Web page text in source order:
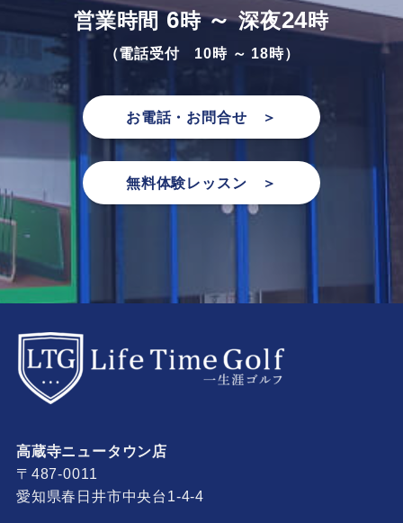
営業時間6時～深夜24時
（電話受付 10時 ～ 18時）
お電話・お問合せ ＞
無料体験レッスン ＞
高蔵寺ニュータウン店
〒487-0011
愛知県春日井市中央台1-4-4